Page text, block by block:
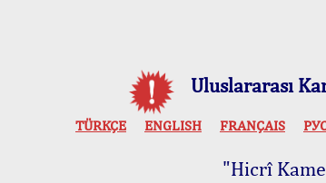
Uluslararası
TÜRKÇE ENGLISH FRANÇAIS
"Hicrî